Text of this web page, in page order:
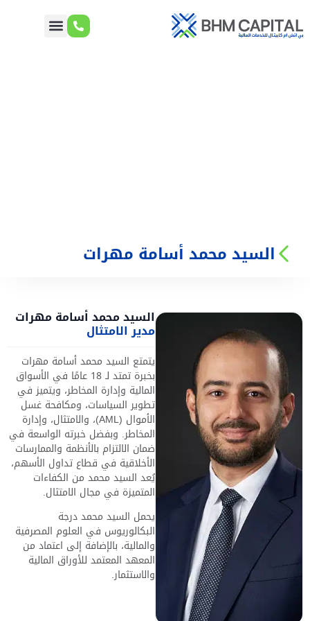
السيد محمد أسامة مهرات
السيد محمد أسامة مهرات
مدير الامتثال
يتمتع السيد محمد أسامة مهرات
بخبرة تمتد لـ 18 عامًا في الأسواق
المالية وإدارة المخاطر، ويتميز في
تطوير السياسات، ومكافحة غسل
الأموال (AML)، والامتثال، وإدارة
المخاطر. وبفضل خبرته الواسعة في
ضمان الالتزام بالأنظمة والممارسات
الأخلاقية في قطاع تداول الأسهم،
يُعد السيد محمد من الكفاءات
المتميزة في مجال الامتثال.
يحمل السيد محمد درجة
البكالوريوس في العلوم المصرفية
والمالية، بالإضافة إلى اعتماد من
المعهد المعتمد للأوراق المالية
والاستثمار.